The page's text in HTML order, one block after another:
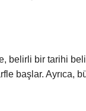
belirli bir tarihi
başlar. Ayrıca,